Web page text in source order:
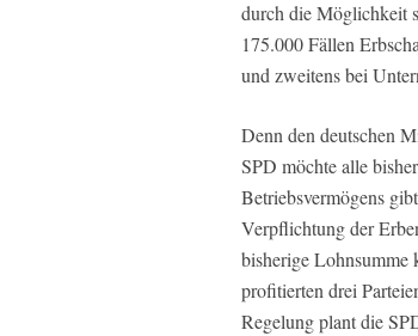
durch die Möglichkeit
175.000 Fällen
und zweitens bei
Denn den deutschen
SPD möchte alle
Betriebsvermögens
Verpflichtung der
bisherige Lohnsumme
profitierten drei
Regelung plant die